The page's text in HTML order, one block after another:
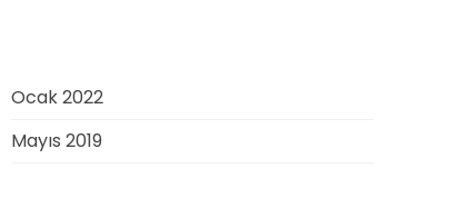
Ocak 2022
Mayıs 2019